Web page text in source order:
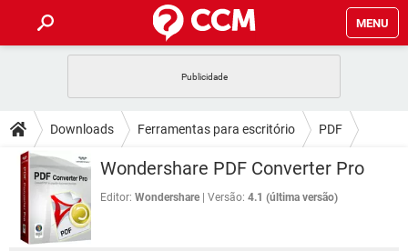
MENU
CELULAR FACEBOOK
OUTLOOK EXCEL
INSTAGRAM GMAIL
GUIA DE COMPRAS
DICAS
JOGOS
CELULAR
OUTLOOK
INSTAGRAM
DOWNLOADS
JOGOS WHATSAPP
CELULAR
FÓRUM
JOGOS
Downloads Ferramentas para escritório PDF
Wondershare PDF Converter Pro
Editor: Wondershare Versão: 4.1 (última versão)